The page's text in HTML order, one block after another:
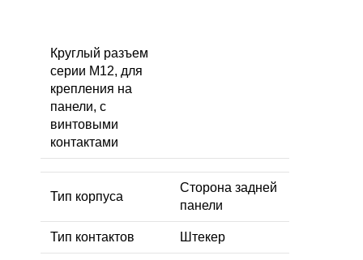
Круглый разъем
серии M12, для
крепления на
панели, с
винтовыми
контактами
Тип корпуса
Сторона задней
панели
Тип контактов Штекер